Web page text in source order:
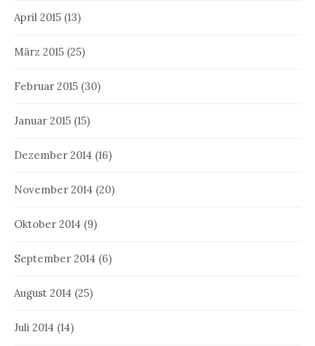
April 2015 (13)
März 2015 (25)
Februar 2015 (30)
Januar 2015 (15)
Dezember 2014 (16)
November 2014 (20)
Oktober 2014 (9)
September 2014 (6)
August 2014 (25)
Juli 2014 (14)